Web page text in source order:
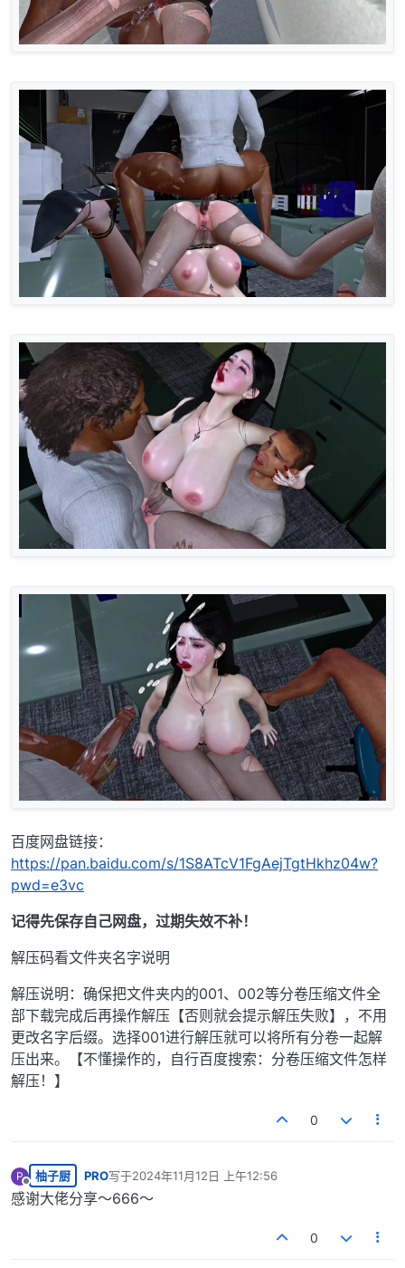
百度网盘链接：
https://pan.baidu.com/s/1S8ATcV1FgAejTgtHkhz04w?
pwd=e3vc
记得先保存自己网盘，过期失效不补！
解压码看文件夹名字说明
解压说明：确保把文件夹内的001、002等分卷压缩文件全
部下载完成后再操作解压【否则就会提示解压失败】，不用
更改名字后缀。选择001进行解压就可以将所有分卷一起解
压出来。【不懂操作的，自行百度搜索：分卷压缩文件怎样
解压！】
0
P
离线
柚子厨 PRO写于2024年11月12日 上午12:56
最后由 编辑
感谢大佬分享～666～
0